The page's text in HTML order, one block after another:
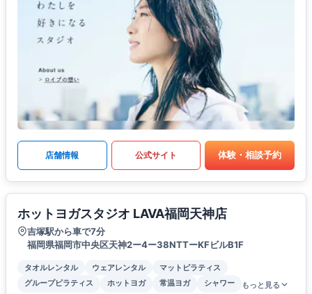
店舗情報 公式サイト 体験・相談予約
ホットヨガスタジオ LAVA福岡天神店
吉塚駅から車で7分
福岡県福岡市中央区天神2ー4ー38NTTーKFビルB1F
タオルレンタル ウェアレンタル
マットピラティス
グループピラティス
ホットヨガ 常温ヨガ シャワー もっと見る